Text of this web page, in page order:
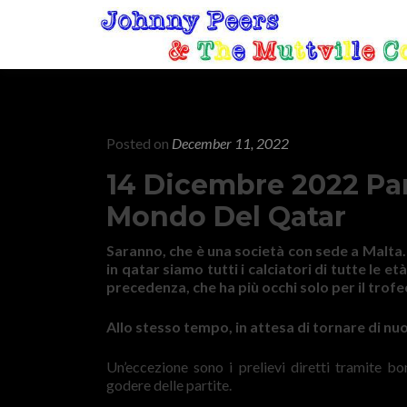
Posted on December 11, 2022
14 Dicembre 2022
Mondo Del Qatar
Saranno, che è una società con sede a
in qatar siamo tutti i calciatori di tutte le età,
precedenza, che ha più occhi solo per il
Allo stesso tempo, in attesa di tornare di
Un’eccezione sono i prelievi diretti tramite
godere delle partite.